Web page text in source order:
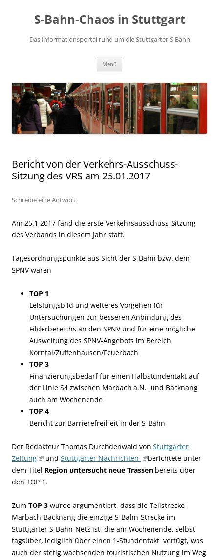
S-Bahn-Chaos in Stuttgart
Das Informationsportal rund um die Stuttgarter S-Bahn
Menü
Bericht von der Verkehrs-Ausschuss-
Sitzung des VRS am 25.01.2017
Schreibe eine Antwort
Am 25.1,2017 fand die erste Verkehrsausschuss-Sitzung
des Verbands in diesem Jahr statt.
Tagesordnungspunkte aus Sicht der S-Bahn bzw. dem
SPNV waren
TOP 1
Leistungsbild und weiteres Vorgehen für
Untersuchungen zur besseren Anbindung des
Filderbereichs an den SPNV und für eine mögliche
Ausweitung des SPNV-Angebots im Bereich
Korntal/Zuffenhausen/Feuerbach
TOP 3
Finanzierungsbedarf für einen Halbstundentakt auf
der Linie S4 zwischen Marbach a.N. und Backnang
auch am Wochenende
TOP 4
Bericht zur Barrierefreiheit in der S-Bahn
Der Redakteur Thomas Durchdenwald von Stuttgarter
Zeitung
undStuttgarter Nachrichten
berichtete unter
dem Titel Region untersucht neue Trassen bereits über
den TOP 1.
Zum TOP 3 wurde argumentiert, dass die Teilstrecke
Marbach-Backnang die einzige S-Bahn-Strecke im
Stuttgarter S-Bahn-Netz ist, die am Wochenende, selbst
tagsüber, lediglich über einen 1-Stundentakt verfügt, was
auch der stetig wachsenden touristischen Nutzung im Weg